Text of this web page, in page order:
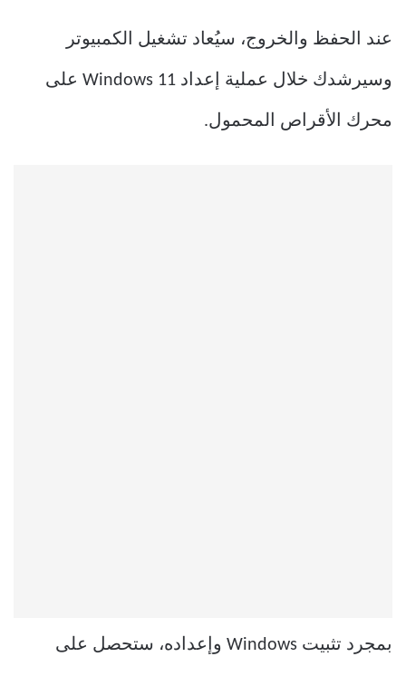
عند الحفظ والخروج، سيُعاد تشغيل الكمبيوتر
وسيرشدك خلال عملية إعداد Windows 11 على
محرك الأقراص المحمول.
بمجرد تثبيت Windows وإعداده، ستحصل على